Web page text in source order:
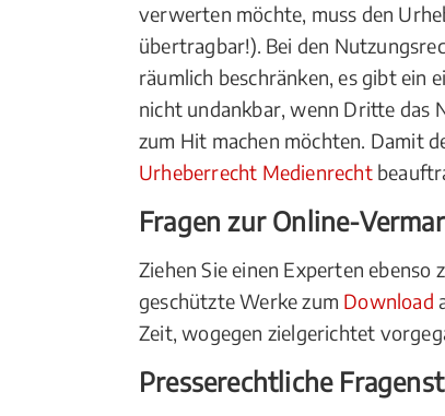
verwerten möchte, muss den
übertragbar!). Bei den
räumlich beschränken, es gibt ein
nicht undankbar, wenn Dritte das
zum Hit machen möchten. Damit
Urheberrecht Medienrecht
Fragen zur Online-
Ziehen Sie einen Experten
geschützte Werke zum Download
Zeit, wogegen zielgerichtet
Presserechtliche